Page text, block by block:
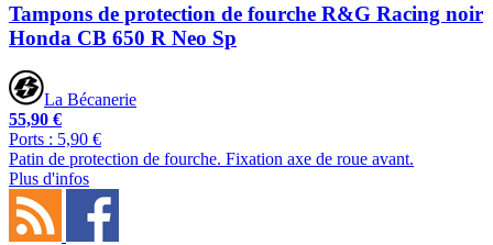
Tampons de protection de fourche R&G Racing noir
Honda CB 650 R Neo Sp
La Bécanerie
55,90 €
Ports : 5,90 €
Patin de protection de fourche. Fixation axe de roue avant.
Plus d'infos